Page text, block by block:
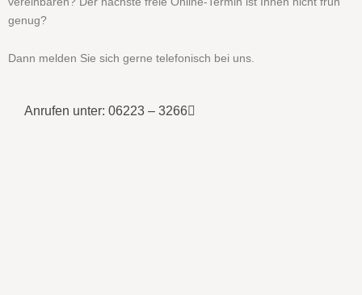
genug?
Dann melden Sie sich gerne telefonisch bei uns.
Anrufen unter: 06223 – 3266